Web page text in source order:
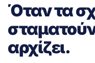
Όταν τα
αρχίζει.